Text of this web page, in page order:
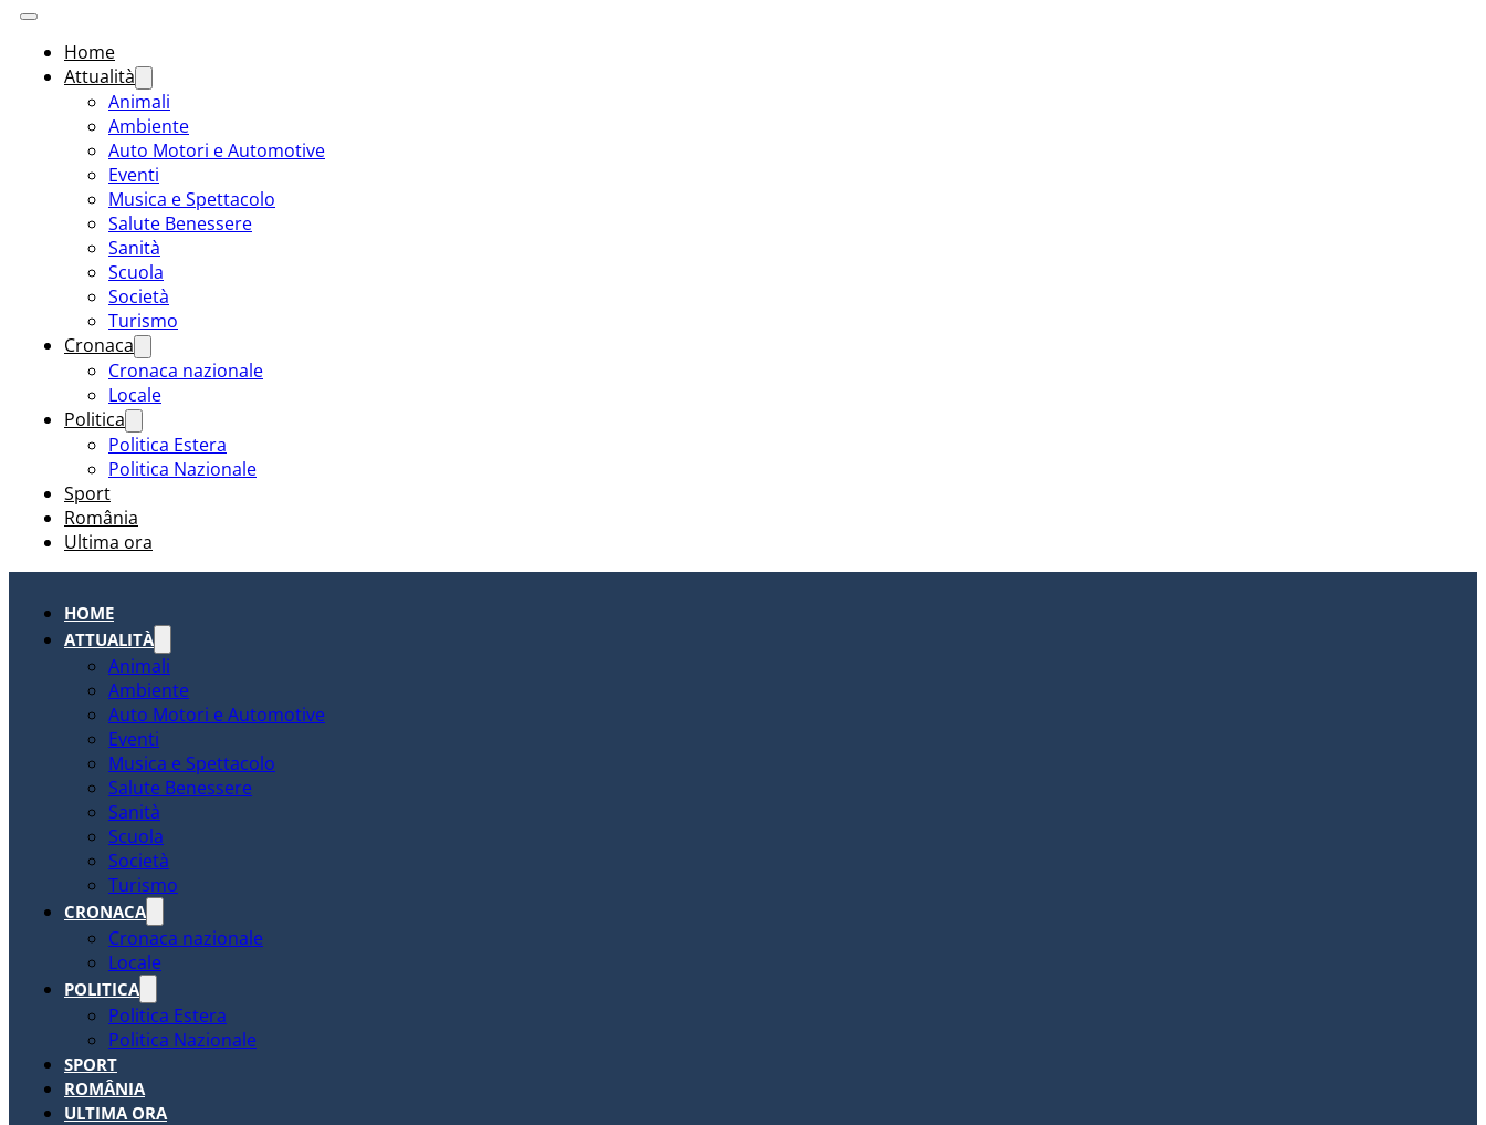
Home
Attualità
Animali
Ambiente
Auto Motori e Automotive
Eventi
Musica e Spettacolo
Salute Benessere
Sanità
Scuola
Società
Turismo
Cronaca
Cronaca nazionale
Locale
Politica
Politica Estera
Politica Nazionale
Sport
România
Ultima ora
HOME
ATTUALITÀ
Animali
Ambiente
Auto Motori e Automotive
Eventi
Musica e Spettacolo
Salute Benessere
Sanità
Scuola
Società
Turismo
CRONACA
Cronaca nazionale
Locale
POLITICA
Politica Estera
Politica Nazionale
SPORT
ROMÂNIA
ULTIMA ORA